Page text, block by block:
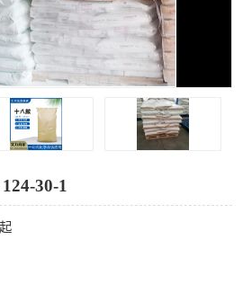
30-1
十二烷基苯
甲醇钠
三乙胺
丙酸乙酯
多聚磷酸